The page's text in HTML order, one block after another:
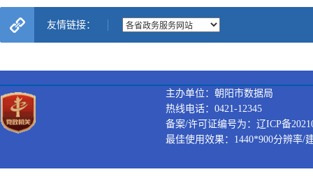
友情链接：
主办单位：朝阳市数据局
热线电话：0421-12345
备案/许可证编号为：辽ICP备
最佳使用效果：1440*900分辨率/